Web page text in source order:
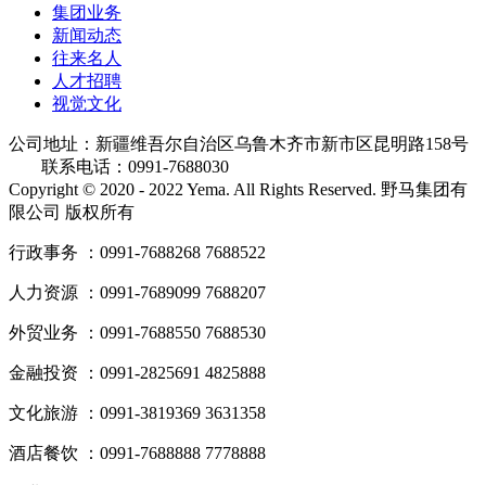
集团业务
新闻动态
往来名人
人才招聘
视觉文化
公司地址：新疆维吾尔自治区乌鲁木齐市新市区昆明路158号
联系电话：0991-7688030
Copyright © 2020 - 2022 Yema. All Rights Reserved. 野马集团有
限公司 版权所有
行政事务 ：0991-7688268 7688522
人力资源 ：0991-7689099 7688207
外贸业务 ：0991-7688550 7688530
金融投资 ：0991-2825691 4825888
文化旅游 ：0991-3819369 3631358
酒店餐饮 ：0991-7688888 7778888